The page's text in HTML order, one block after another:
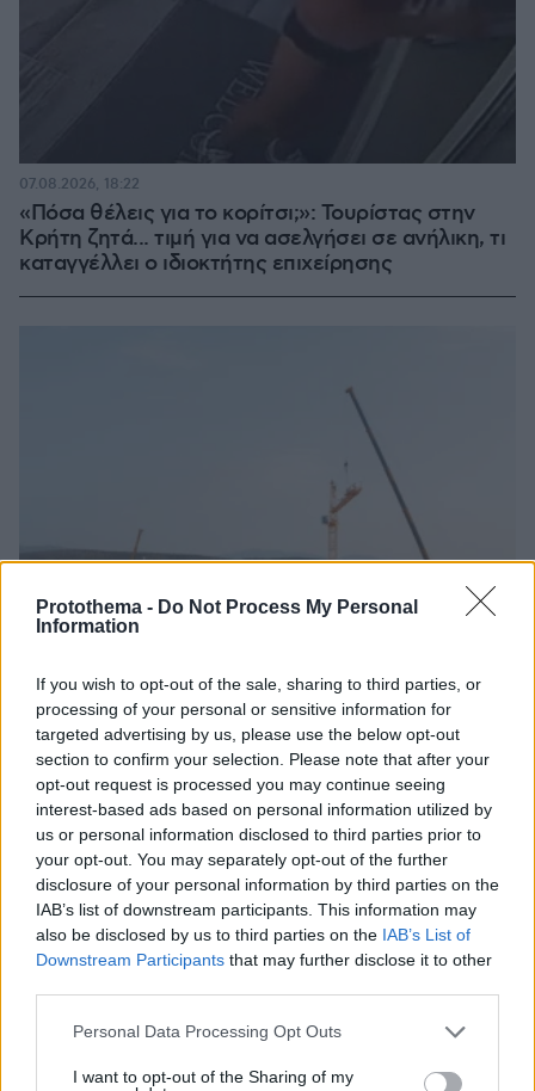
Protothema - Do Not Process My Personal
Information
If you wish to opt-out of the sale, sharing to third parties, or
processing of your personal or sensitive information for
targeted advertising by us, please use the below opt-out
section to confirm your selection. Please note that after your
opt-out request is processed you may continue seeing
interest-based ads based on personal information utilized by
us or personal information disclosed to third parties prior to
your opt-out. You may separately opt-out of the further
disclosure of your personal information by third parties on the
IAB’s list of downstream participants. This information may
also be disclosed by us to third parties on the IAB’s List of
Downstream Participants that may further disclose it to other
Please note that this website/app uses one or more Google
not limited to your visit or usage behaviour. You may click to
Personal Data Processing Opt Outs
I want to opt-out of the Sharing of my
«Πόσα θέλεις για το κορίτσι;»: Τουρίστας στην
Κρήτη ζητά... τιμή για να ασελγήσει σε ανήλικη, τι
καταγγέλλει ο ιδιοκτήτης επιχείρησης
07.08.2026, 18:22
Άλλος για data center; Επενδύσεις €50 δισ. την
ερχόμενη δεκαετία
07.08.2026, 20:16